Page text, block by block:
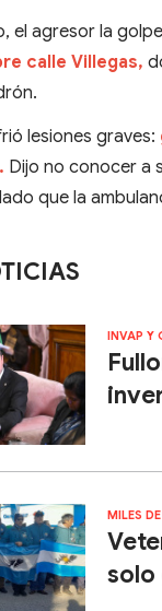
el agresor la
calle Villegas,
lesiones graves:
Dijo no conocer a
que la
INVAP Y
MILES
solo